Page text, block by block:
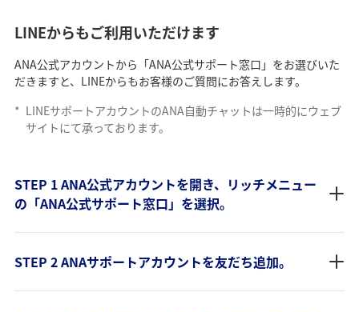
LINEからもご利用いただけます
ANA公式アカウントから「ANA公式サポート窓口」をお選びいた
だきますと、LINEからもお客様のご質問にお答えします。
* LINEサポートアカウントのANA自動チャットは一時的にウェブ
サイトにて承っております。
STEP 1 ANA公式アカウントを開き、リッチメニュー
の「ANA公式サポート窓口」を選択。
STEP 2 ANAサポートアカウントを友だち追加。